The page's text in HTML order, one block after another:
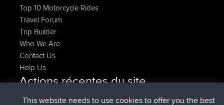
Top 10 Motorcycle Rides
Travel Forum
Trip Builder
Who We Are
Contact Us
Help Us
Actions récentes du site
denerocharles signéBBRMaintenant
This website needs to use cookies to offer you the best